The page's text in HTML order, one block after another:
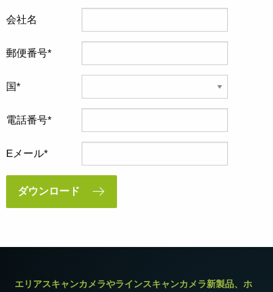
会社名
郵便番号
国
電話番号
Eメール
ダウンロード
エリアスキャンカメラやラインスキャンカメラ新製品、ホ